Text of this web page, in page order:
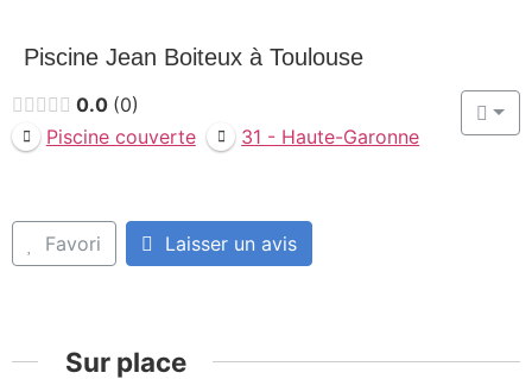
Piscine Jean Boiteux à Toulouse
0.0 0
Piscine couverte
31 - Haute-Garonne
Favori Laisser un avis
Sur place